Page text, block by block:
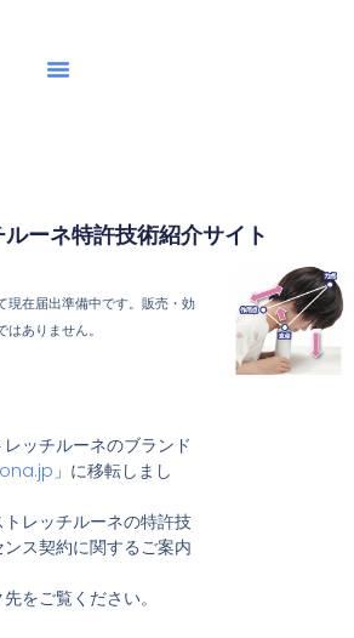
ーネ特許技術紹介サイト
現在届出準備中です。販売・効
ありません。
ッチルーネのブランド
」に移転しまし
レッチルーネの特許技
ス契約に関するご案内
をご覧ください。